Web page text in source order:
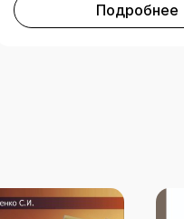
Подробнее